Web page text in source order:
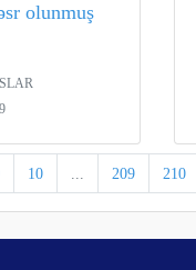
olunmuş
10 209 210